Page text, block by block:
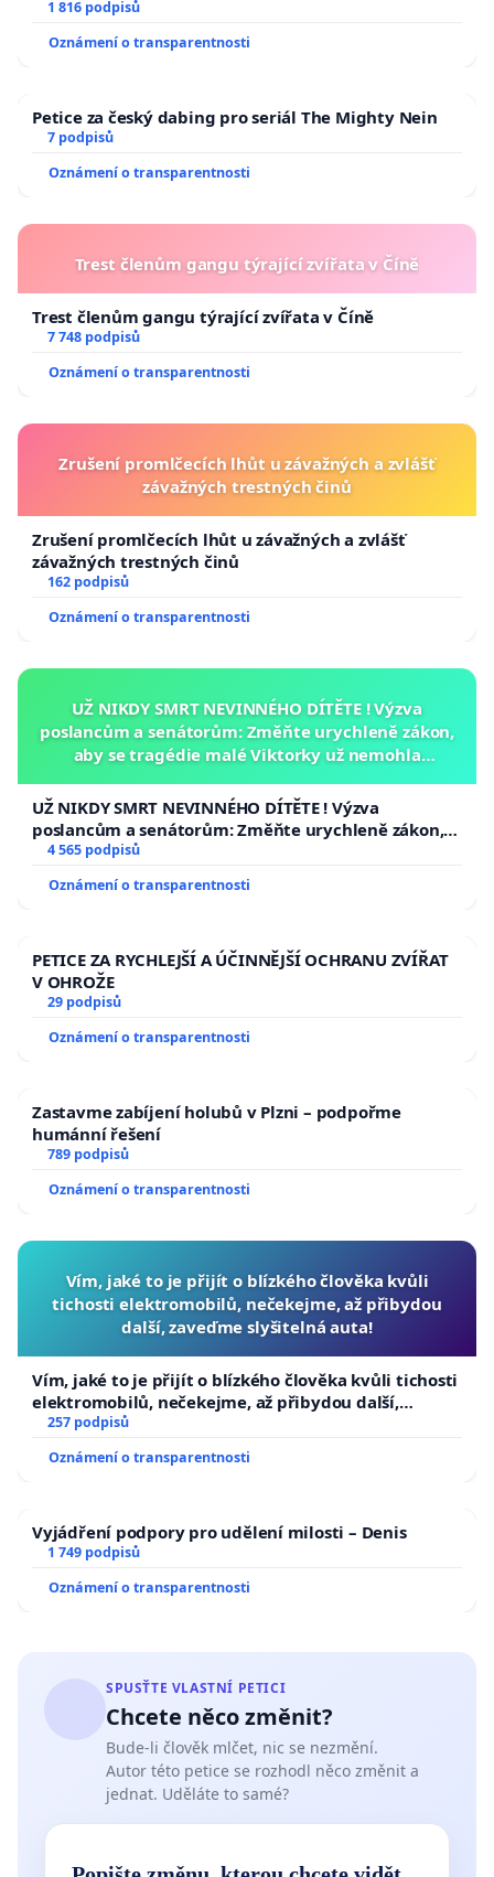
1 816 podpisů
Oznámení o transparentnosti
Petice za český dabing pro seriál The Mighty Nein
7 podpisů
Oznámení o transparentnosti
Trest členům gangu týrající zvířata v Číně
Trest členům gangu týrající zvířata v Číně
7 748 podpisů
Oznámení o transparentnosti
Zrušení promlčecích lhůt u závažných a zvlášť
závažných trestných činů
Zrušení promlčecích lhůt u závažných a zvlášť
závažných trestných činů
162 podpisů
Oznámení o transparentnosti
UŽ NIKDY SMRT NEVINNÉHO DÍTĚTE ! Výzva
poslancům a senátorům: Změňte urychleně zákon,
aby se tragédie malé Viktorky už nemohla
UŽ NIKDY SMRT NEVINNÉHO DÍTĚTE ! Výzva
poslancům a senátorům: Změňte urychleně zákon,
aby se tragédie malé Viktorky už nemohla opakovat!
4 565 podpisů
Oznámení o transparentnosti
PETICE ZA RYCHLEJŠÍ A ÚČINNĚJŠÍ OCHRANU ZVÍŘAT
V OHROŽE
29 podpisů
Oznámení o transparentnosti
Zastavme zabíjení holubů v Plzni – podpořme
humánní řešení
789 podpisů
Oznámení o transparentnosti
Vím, jaké to je přijít o blízkého člověka kvůli
tichosti elektromobilů, nečekejme, až přibydou
další, zaveďme slyšitelná auta!
Vím, jaké to je přijít o blízkého člověka kvůli tichosti
elektromobilů, nečekejme, až přibydou další,
zaveďme slyšitelná auta!
257 podpisů
Oznámení o transparentnosti
Vyjádření podpory pro udělení milosti – Denis
1 749 podpisů
Oznámení o transparentnosti
SPUSŤTE VLASTNÍ PETICI
Chcete něco změnit?
Bude-li člověk mlčet, nic se nezmění.
Autor této petice se rozhodl něco změnit a
jednat. Uděláte to samé?